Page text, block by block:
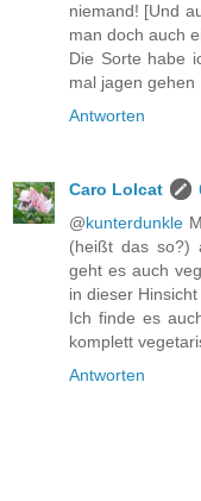
niemand! [Und
man doch auch
Die Sorte habe
mal jagen gehen
Antworten
Caro Lolcat
@kunterdunkle
(heißt das so?)
geht es auch
in dieser Hinsicht
Ich finde es
komplett
Antworten